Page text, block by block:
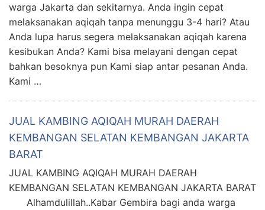
warga Jakarta dan sekitarnya. Anda ingin cepat
melaksanakan aqiqah tanpa menunggu 3-4 hari? Atau
Anda lupa harus segera melaksanakan aqiqah karena
kesibukan Anda? Kami bisa melayani dengan cepat
bahkan besoknya pun Kami siap antar pesanan Anda.
Kami …
JUAL KAMBING AQIQAH MURAH DAERAH
KEMBANGAN SELATAN KEMBANGAN JAKARTA
BARAT
JUAL KAMBING AQIQAH MURAH DAERAH
KEMBANGAN SELATAN KEMBANGAN JAKARTA BARAT
Alhamdulillah..Kabar Gembira bagi anda warga